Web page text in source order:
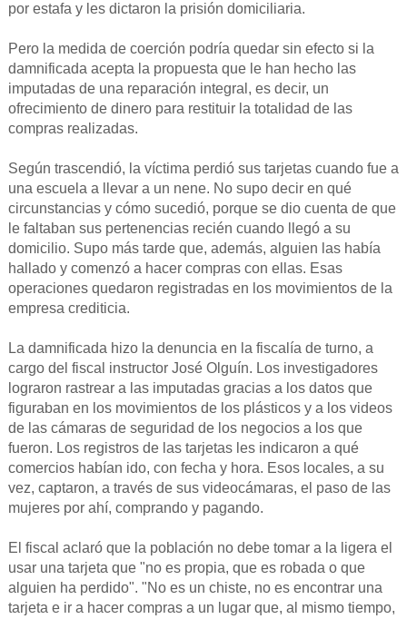
por estafa y les dictaron la prisión domiciliaria.
Pero la medida de coerción podría quedar sin efecto si la
damnificada acepta la propuesta que le han hecho las
imputadas de una reparación integral, es decir, un
ofrecimiento de dinero para restituir la totalidad de las
compras realizadas.
Según trascendió, la víctima perdió sus tarjetas cuando fue a
una escuela a llevar a un nene. No supo decir en qué
circunstancias y cómo sucedió, porque se dio cuenta de que
le faltaban sus pertenencias recién cuando llegó a su
domicilio. Supo más tarde que, además, alguien las había
hallado y comenzó a hacer compras con ellas. Esas
operaciones quedaron registradas en los movimientos de la
empresa crediticia.
La damnificada hizo la denuncia en la fiscalía de turno, a
cargo del fiscal instructor José Olguín. Los investigadores
lograron rastrear a las imputadas gracias a los datos que
figuraban en los movimientos de los plásticos y a los videos
de las cámaras de seguridad de los negocios a los que
fueron. Los registros de las tarjetas les indicaron a qué
comercios habían ido, con fecha y hora. Esos locales, a su
vez, captaron, a través de sus videocámaras, el paso de las
mujeres por ahí, comprando y pagando.
El fiscal aclaró que la población no debe tomar a la ligera el
usar una tarjeta que "no es propia, que es robada o que
alguien ha perdido". "No es un chiste, no es encontrar una
tarjeta e ir a hacer compras a un lugar que, al mismo tiempo,